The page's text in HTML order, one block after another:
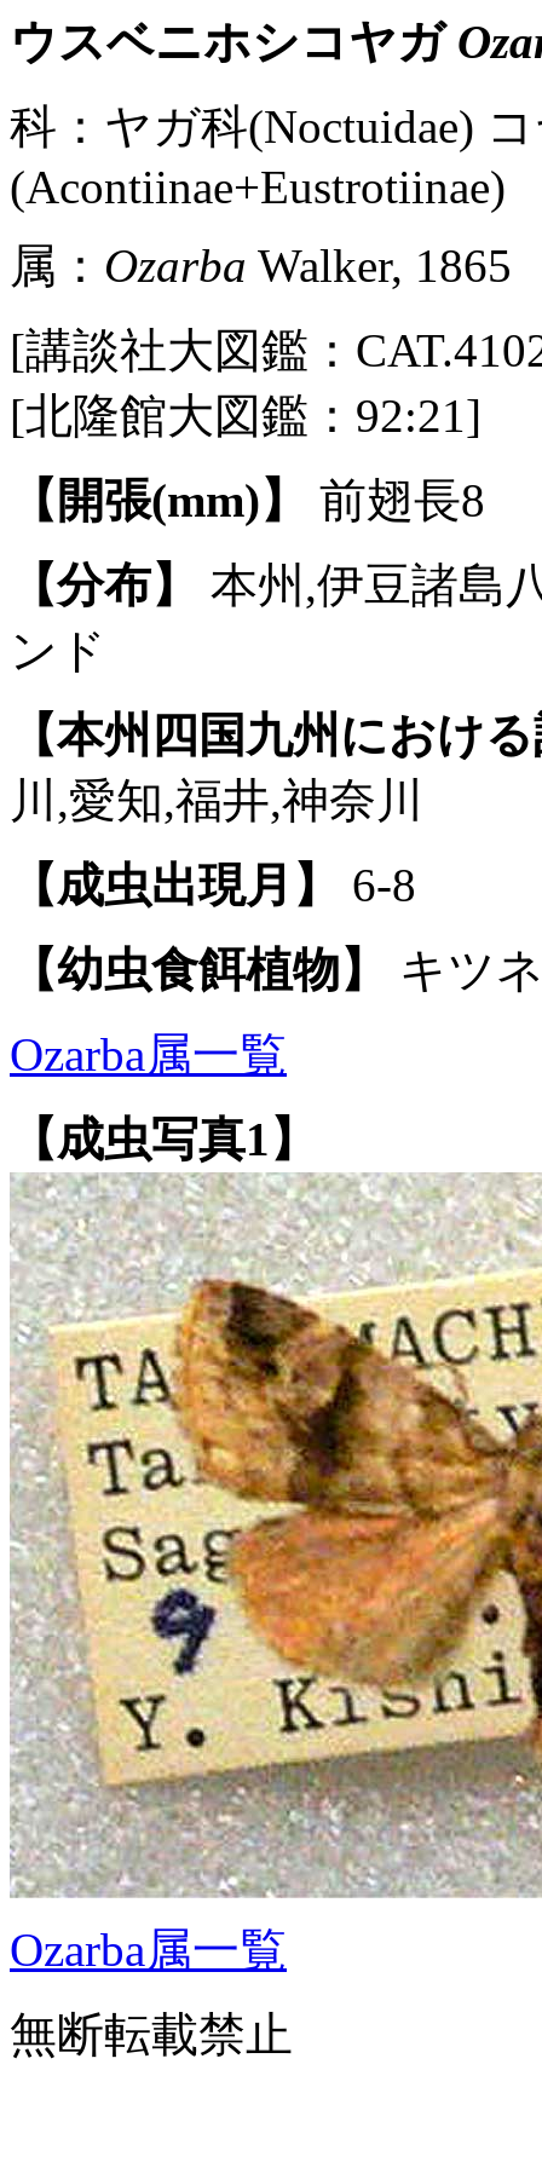
ウスベニホシコヤガ
科：ヤガ科(Noctuidae)
(Acontiinae+Eustrotiinae)
属： Ozarba Walker, 1865
[講談社大図鑑：
[北隆館大図鑑：92:21]
【開張(mm)】
前翅長8
【分布】
本州,伊豆諸島
ンド
【本州四国九州におけ
川,愛知,福井,神奈川
【成虫出現月】
6-8
【幼虫食餌植物】
キツ
Ozarba属一覧
【成虫写真1】
Ozarba属一覧
無断転載禁止